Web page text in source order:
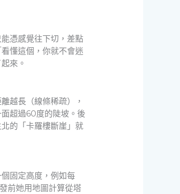
憑感覺往下切，差點
看懂這個，你就不會迷
來。
越長（線條稀疏），
超過60度的陡坡。後
的「卡羅樓斷崖」就
固定高度，例如每
前她用地圖計算從塔